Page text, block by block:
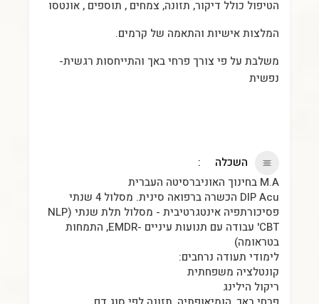
הטיפול כולל דיקור, תזונה, צמחים , תוספים , אונטסו
המלצות אישיות והתאמה של קרמים.
משלבת על פי צורך פרחי באך והתייחסות רגשית-
נפשית
השכלה
M.A בחינוך האוניברסיטה העברית
DIP Acu הכשרה ברפואה סינית. מסלול 4 שנתי
פסיכורתפיה אינטגרטיבית - מסלול תלת שנתי (NLP
CBT' עבודה עם תנועות עיניים -EMDR, התמחות
בטראומה)
לימודי תעודה נרחבים:
קונטלציה משפחתית
ריקול הילינג